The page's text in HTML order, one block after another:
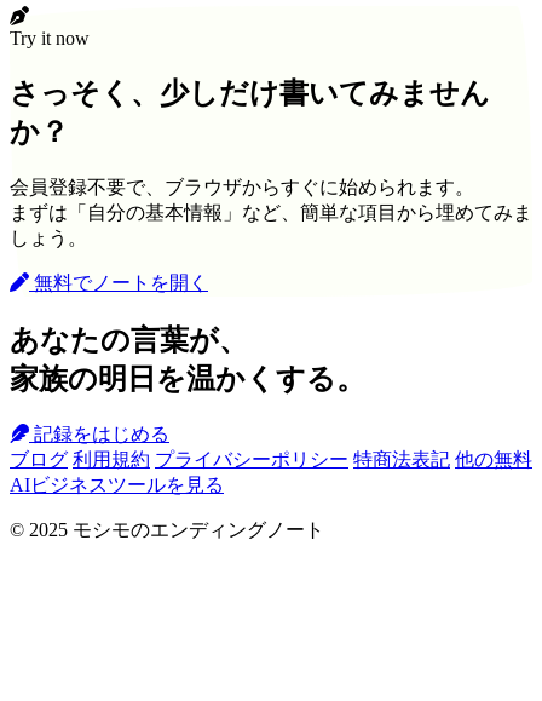
Try it now
さっそく、少しだけ書いてみません
か？
会員登録不要で、ブラウザからすぐに始められます。
まずは「自分の基本情報」など、簡単な項目から埋めてみま
しょう。
無料でノートを開く
あなたの言葉が、
家族の明日を温かくする。
記録をはじめる
ブログ 利用規約 プライバシーポリシー 特商法表記 他の無料
AIビジネスツールを見る
© 2025 モシモのエンディングノート